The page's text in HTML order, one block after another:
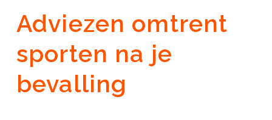
Adviezen omtrent
sporten na je
bevalling